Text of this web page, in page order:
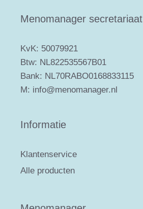
Menomanager secretariaat
KvK: 50079921
Btw: NL822535567B01
Bank: NL70RABO0168833115
M: info@menomanager.nl
Informatie
Klantenservice
Alle producten